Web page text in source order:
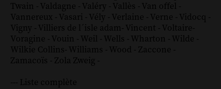
Twain - Valdagne - Valéry - Vallès - Van offel -
Vannereux - Vasari - Vély - Verlaine - Verne - Vidocq -
Vigny - Villiers de l´isle adam- Vincent - Voltaire-
Voragine - Vouin - Weil - Wells - Wharton - Wilde -
Wilkie Collins- Williams - Wood - Zaccone -
Zamacoïs - Zola Zweig -
--- Liste complète